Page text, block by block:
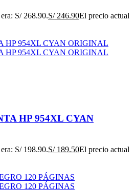
S/ 268.90.S/246.90El precio actual
HP 954XL CYAN
S/ 198.90.S/189.50El precio actual